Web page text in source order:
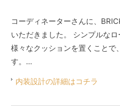
内装設計の詳細はコチラ
コーディネーターさんに、
いただきました。 シンプルなロ
様々なクッションを置くことで
す。…